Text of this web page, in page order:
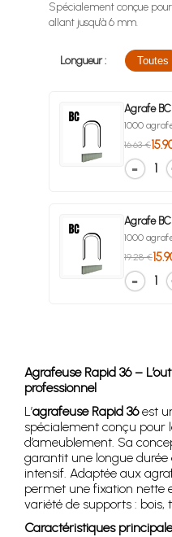
Spécialement conçue
allant jusqu'à 6 mm.
Longueur : Toutes
Agrafe
1000
16.63 €
1
Agrafe
1000
19.28 €
1
Agrafeuse Rapid 36 –
professionnel
L’agrafeuse Rapid 36est
spécialement conçu pour
d’ameublement. Sa
garantit une longue
intensif. Adaptée aux
permet une fixation nette
variété de supports : bois,
Caractéristiques